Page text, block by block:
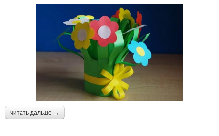
читать дальше →